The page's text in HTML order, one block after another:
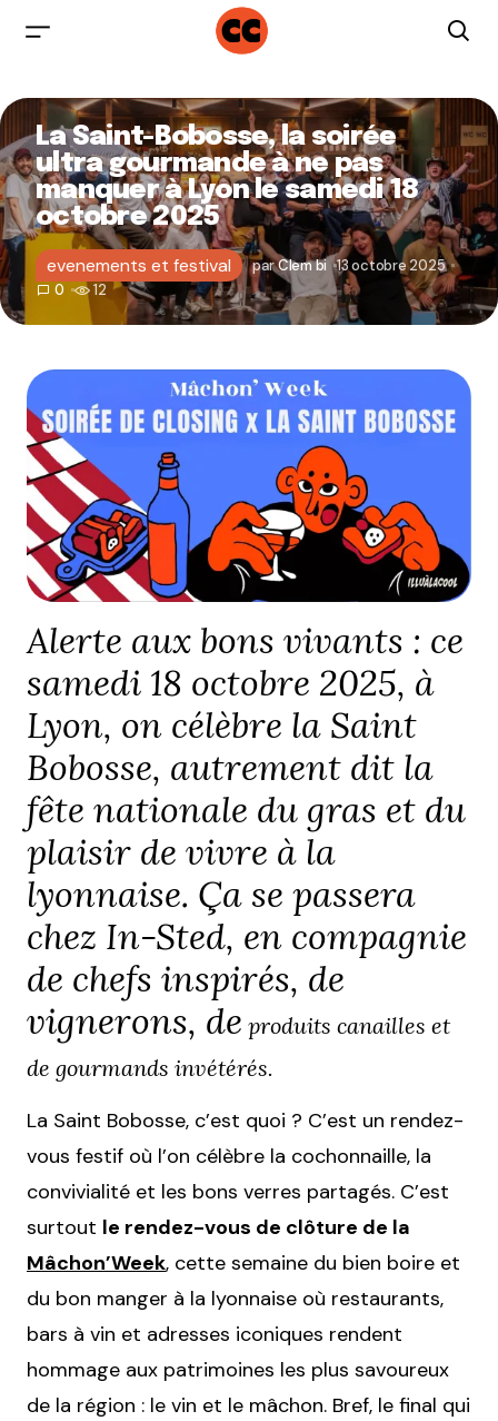
La Saint-Bobosse, la soirée
ultra gourmande à ne pas
manquer à Lyon le samedi 18
octobre 2025
evenements et festival parClem bi 13 octobre 2025
0
12
Alerte aux bons vivants : ce
samedi 18 octobre 2025, à
Lyon, on célèbre la Saint
Bobosse, autrement dit la
fête nationale du gras et du
plaisir de vivre à la
lyonnaise. Ça se passera
chez In-Sted, en compagnie
de chefs inspirés, de
vignerons, de produits canailles et
de gourmands invétérés.
La Saint Bobosse, c’est quoi ? C’est un rendez-
vous festif où l’on célèbre la cochonnaille, la
convivialité et les bons verres partagés. C’est
surtout le rendez-vous de clôture de la
Mâchon’Week, cette semaine du bien boire et
du bon manger à la lyonnaise où restaurants,
bars à vin et adresses iconiques rendent
hommage aux patrimoines les plus savoureux
de la région : le vin et le mâchon. Bref, le final qui